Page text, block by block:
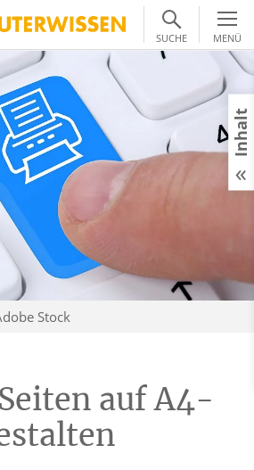
SUCHE MENÜ
Stock
auf A4-
Inhalt